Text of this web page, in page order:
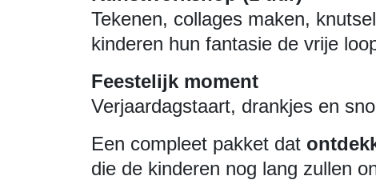
Tekenen, collages maken,
kinderen hun fantasie de vrije
Feestelijk moment
Verjaardagstaart, drankjes en
Een compleet pakket dat
die de kinderen nog lang zullen